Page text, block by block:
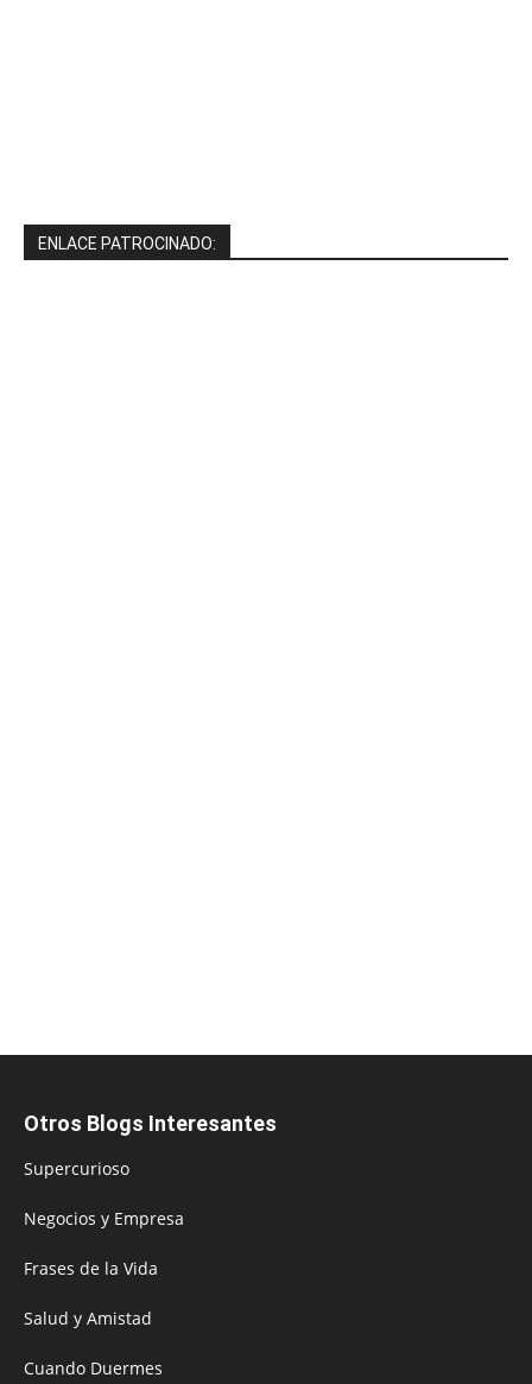
ENLACE PATROCINADO:
Otros Blogs Interesantes
Supercurioso
Negocios y Empresa
Frases de la Vida
Salud y Amistad
Cuando Duermes